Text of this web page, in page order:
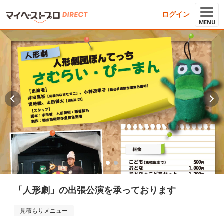
ログイン
MENU
「人形劇」の出張公演を承っております
見積もりメニュー